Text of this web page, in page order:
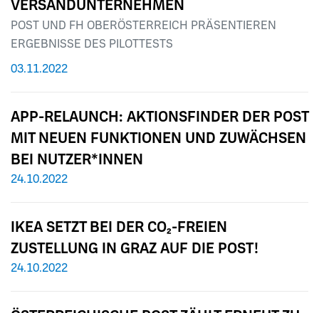
VERSANDUNTERNEHMEN
POST UND FH OBERÖSTERREICH PRÄSENTIEREN
ERGEBNISSE DES PILOTTESTS
03.11.2022
APP-RELAUNCH: AKTIONSFINDER DER POST
MIT NEUEN FUNKTIONEN UND ZUWÄCHSEN
BEI NUTZER*INNEN
24.10.2022
IKEA SETZT BEI DER CO2-FREIEN
ZUSTELLUNG IN GRAZ AUF DIE POST!
24.10.2022